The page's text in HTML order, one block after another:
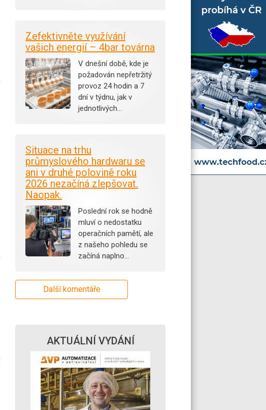
Zefektivněte využívání
vašich energií – 4bar továrna
V dnešní době, kde je
požadován nepřetržitý
provoz 24 hodin a 7
dní v týdnu, jak v
jednotlivých…
Situace na trhu
průmyslového hardwaru se
ani v druhé polovině roku
2026 nezačíná zlepšovat.
Naopak.
Poslední rok se hodně
mluví o nedostatku
operačních pamětí, ale
z našeho pohledu se
začíná naplno…
Další komentáře
AKTUÁLNÍ VYDÁNÍ